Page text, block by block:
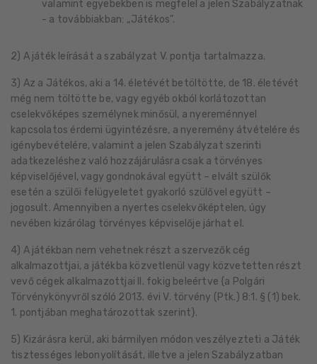
valamint egyebekben is megfelel a jelen Szabályzatnak
- a továbbiakban: „Játékos".
2) A játék leírását a szabályzat V. pontja tartalmazza.
3) Az a Játékos, aki a 14. életévét betöltötte, de 18. életévét
még nem töltötte be, vagy egyéb okból korlátozottan
cselekvőképes személynek minősül, a nyereménnyel
kapcsolatos érdemi ügyintézésre, a nyeremény átvételére és
igénybevételére, valamint a jelen Szabályzat szerinti
adatkezeléshez való hozzájárulásra csak a törvényes
képviselőjével, vagy gondnokával együtt – elvált szülők
esetén a szülői felügyeletet gyakorló szülővel együtt –
jogosult. Amennyiben a nyertes cselekvőképtelen, úgy
nevében kizárólag törvényes képviselője járhat el.
4) A játékban nem vehetnek részt a szervezők cég
alkalmazottjai, a játékba közvetlenül vagy közvetetten részt
vevő cégek alkalmazottjai ll. fokig beleértve {a Polgári
Törvénykönyvről szóló 2013. évi V. törvény (Ptk.) 8:1. § (1) bek.
1. pontjában meghatározottak szerint}.
5) Kizárásra kerül, aki bármilyen módon veszélyezteti a Játék
tisztességes lebonyolítását, illetve a jelen Szabályzatban